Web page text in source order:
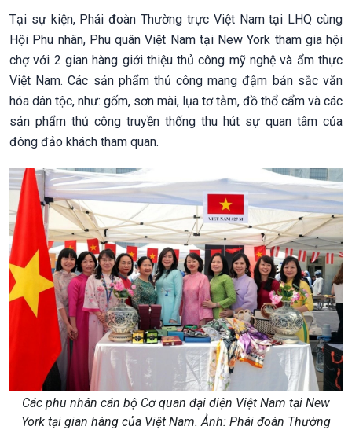
Tại sự kiện, Phái đoàn Thường trực Việt Nam tại LHQ cùng
Hội Phu nhân, Phu quân Việt Nam tại New York tham gia hội
chợ với 2 gian hàng giới thiệu thủ công mỹ nghệ và ẩm thực
Việt Nam. Các sản phẩm thủ công mang đậm bản sắc văn
hóa dân tộc, như: gốm, sơn mài, lụa tơ tằm, đồ thổ cẩm và các
sản phẩm thủ công truyền thống thu hút sự quan tâm của
đông đảo khách tham quan.
Các phu nhân cán bộ Cơ quan đại diện Việt Nam tại New
York tại gian hàng của Việt Nam. Ảnh: Phái đoàn Thường